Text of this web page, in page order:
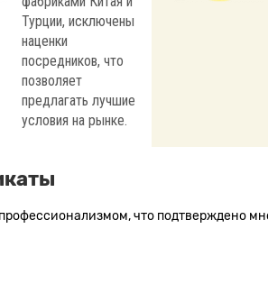
Турции, исключены
наценки
посредников, что
позволяет
предлагать лучшие
условия на рынке.
что подтверждено